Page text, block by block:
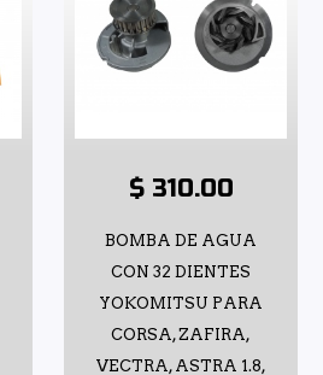
$ 310.00
BOMBA DE AGUA
CON 32 DIENTES
YOKOMITSU PARA
CORSA, ZAFIRA,
VECTRA, ASTRA 1.8,